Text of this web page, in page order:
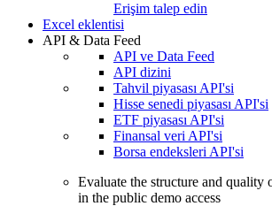
Erişim talep edin
Excel eklentisi
API & Data Feed
API ve Data Feed
API dizini
Tahvil piyasası API'si
Hisse senedi piyasası API'si
ETF piyasası API'si
Finansal veri API'si
Borsa endeksleri API'si
Evaluate the structure and quality
in the public demo access